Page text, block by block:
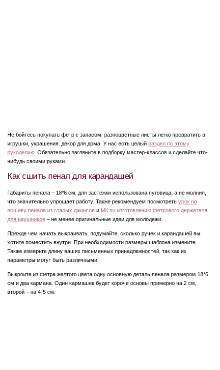
Не бойтесь покупать фетр с запасом, разноцветные листы легко превратить в
игрушки, украшения, декор для дома. У нас есть целый раздел по этому
рукоделию . Обязательно загляните в подборку мастер-классов и сделайте что-
нибудь своими руками.
Как сшить пенал для карандашей
Габариты пенала – 18*6 см, для застежки использована пуговица, а не молния,
что значительно упрощает работу. Также рекомендуем посмотреть урок по
пошиву пенала из старых джинсов и МК по изготовлению фетрового держателя
для наушников – не менее оригинальные идеи для молодежи.
Прежде чем начать выкраивать, подумайте, сколько ручек и карандашей вы
хотите поместить внутри. При необходимости размеры шаблона измените.
Также измерьте длину ваших письменных принадлежностей, так как их
параметры могут быть различными.
Выкроите из фетра желтого цвета одну основную деталь пенала размером 18*6
см и два кармана. Один кармашек будет короче основы примерно на 2 см,
второй – на 4-5 см.